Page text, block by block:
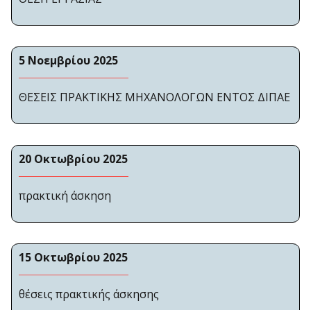
5 Νοεμβρίου 2025
ΘΕΣΕΙΣ ΠΡΑΚΤΙΚΗΣ ΜΗΧΑΝΟΛΟΓΩΝ ΕΝΤΟΣ ΔΙΠΑΕ
20 Οκτωβρίου 2025
πρακτική άσκηση
15 Οκτωβρίου 2025
θέσεις πρακτικής άσκησης